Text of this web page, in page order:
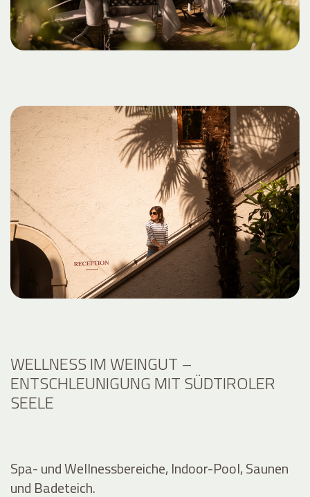
WELLNESS IM WEINGUT –
ENTSCHLEUNIGUNG MIT SÜDTIROLER
SEELE
Spa- und Wellnessbereiche, Indoor-Pool, Saunen
und Badeteich.